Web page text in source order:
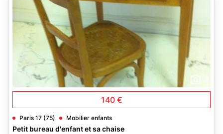
3
140 €
Paris 17 (75) Mobilier enfants
Petit bureau d'enfant et sa chaise